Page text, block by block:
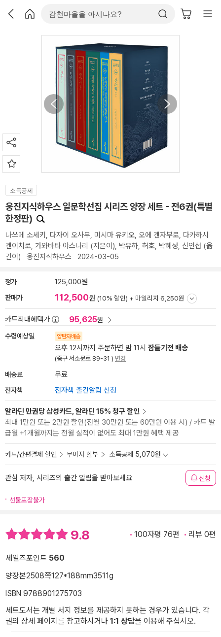
소득공제
웅진지식하우스 일문학선집 시리즈 양장 세트 - 전6권(특별
한정판)
나쓰메 소세키 , 다자이 오사무, 미시마 유키오, 오에 겐자부로, 다카하시
겐이치로, 가와바타 야스나리 (지은이), 박유하, 허호, 박혜성, 신인섭 (옮
긴이) 웅진지식하우스 2024-03-05
정가 125,000원
판매가 112,500원 (10% 할인) + 마일리지 6,250원
카드최대혜택가 95,625원
수령예상일 양탄자배송
오후 12시까지 주문하면 밤 11시 잠들기전 배송
(중구 서소문로 89-31 ) 변경
배송료 무료
전자책 전자책 출간알림 신청
알라딘 만권당 삼성카드, 알라딘 15% 청구 할인
최대 1만원 또는 2만원 할인(전월 30만원 또는 60만원 이용 시) / 카드 발
급월 +1개월까지는 전월 실적이 없어도 최대 1만원 혜택 제공
카드/간편결제 할인 무이자 할부 소득공제 5,070원
관심 저자, 시리즈의 출간 알림을 받아보세요 신청
선물포장불가
9.8 100자평 76편 리뷰 0편
세일즈포인트 560
양장본2508쪽127*188mm3511g
ISBN 9788901275703
세트도서는 개별 서지 정보를 제공하지 못하는 경우가 있습니다. 각
권의 상세 페이지를 참고하시거나 1:1 상담을 이용해 주십시오.